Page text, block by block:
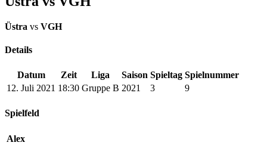
Üstra vs VGH
Details
Datum Zeit Liga Saison Spieltag Spielnummer
12. Juli 2021 18:30 Gruppe B 2021 3 9
Spielfeld
Alex